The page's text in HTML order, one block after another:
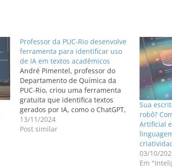
Professor da PUC-Rio desenvolve
ferramenta para identificar uso
de IA em textos acadêmicos
André Pimentel, professor do
Departamento de Química da
PUC-Rio, criou uma ferramenta
gratuita que identifica textos
gerados por IA, como o ChatGPT,
auxiliando na integridade
acadêmica. O professor André
13/11/2024
Post similar
Sua
robô?
Artificial
03/10/
Em